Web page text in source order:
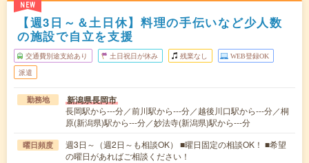
NEW
【週3日～＆土日休】料理の手伝いなど少人数
の施設で自立を支援
交通費別途支給あり 土日祝日が休み 残業なし WEB登録OK
派遣
勤務地 新潟県長岡市
長岡駅から---分／前川駅から---分／越後川口駅から---分／桐
原(新潟県)駅から---分／妙法寺(新潟県)駅から---分
曜日頻度
週3日～（週2日～も相談OK） ■曜日固定の相談OK！ ■希望
の曜日があればご相談ください！